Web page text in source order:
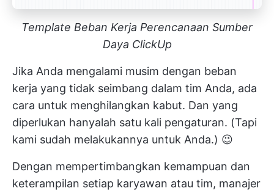
Template Beban Kerja Perencanaan Sumber
Daya ClickUp
Jika Anda mengalami musim dengan beban
kerja yang tidak seimbang dalam tim Anda, ada
cara untuk menghilangkan kabut. Dan yang
diperlukan hanyalah satu kali pengaturan. (Tapi
kami sudah melakukannya untuk Anda.) 😉
Dengan mempertimbangkan kemampuan dan
keterampilan setiap karyawan atau tim, manajer